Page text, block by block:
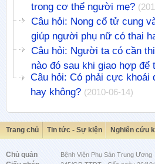
trong cơ thể người mẹ?
Câu hỏi: Nong cổ tử cung
giúp người phụ nữ có thai
Câu hỏi: Người ta có cần
nào đó sau khi giao hợp
Câu hỏi: Có phải cực khoái
hay không? (2010-06-14)
Trang chủ Tin tức - Sự kiện Nghiên cứu
Chủ quản Bệnh Viện Phụ Sản Trung Ương